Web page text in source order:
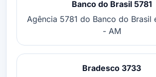
Banco do Brasil 5781
Agência 5781 do Banco do Brasil
- AM
Bradesco 3733